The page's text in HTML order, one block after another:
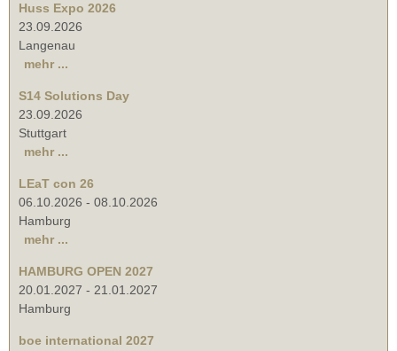
Huss Expo 2026
23.09.2026
Langenau
mehr ...
S14 Solutions Day
23.09.2026
Stuttgart
mehr ...
LEaT con 26
06.10.2026 - 08.10.2026
Hamburg
mehr ...
HAMBURG OPEN 2027
20.01.2027 - 21.01.2027
Hamburg
boe international 2027